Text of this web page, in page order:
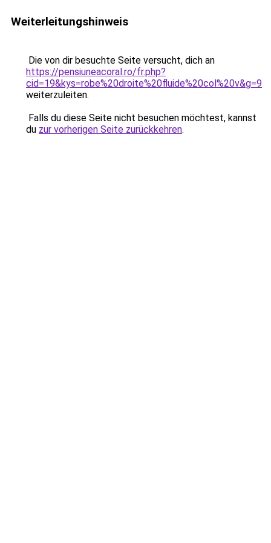
Weiterleitungshinweis
Die von dir besuchte Seite versucht, dich an
https://pensiuneacoral.ro/fr.php?
cid=19&kys=robe%20droite%20fluide%20col%20v&g=9
weiterzuleiten.
Falls du diese Seite nicht besuchen möchtest, kannst
du zur vorherigen Seite zurückkehren.